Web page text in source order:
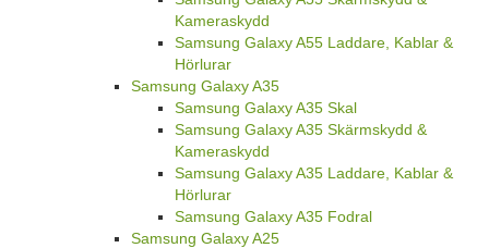
Kameraskydd
Samsung Galaxy A55 Laddare, Kablar &
Hörlurar
Samsung Galaxy A35
Samsung Galaxy A35 Skal
Samsung Galaxy A35 Skärmskydd &
Kameraskydd
Samsung Galaxy A35 Laddare, Kablar &
Hörlurar
Samsung Galaxy A35 Fodral
Samsung Galaxy A25